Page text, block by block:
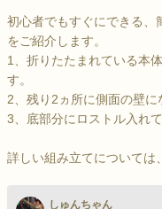
初心者でもすぐにできる、
をご紹介します。
1、折りたたまれている本
す。
2、残り2ヵ所に側面の壁に
3、底部分にロストル入れ
詳しい組み立てについては
しゅんちゃん